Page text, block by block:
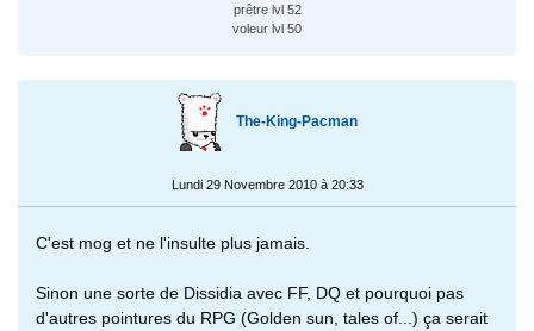
prêtre lvl 52
voleur lvl 50
The-King-Pacman
Lundi 29 Novembre 2010 à 20:33
C'est mog et ne l'insulte plus jamais.
Sinon une sorte de Dissidia avec FF, DQ et pourquoi pas
d'autres pointures du RPG (Golden sun, tales of...) ça serait